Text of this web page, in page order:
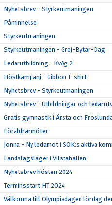
Nyhetsbrev - Styrkeutmaningen
Påminnelse
Styrkeutmaningen
Styrkeutmaningen - Grej-Bytar-Dag
Ledarutbildning - KvAg 2
Höstkampanj - Gibbon T-shirt
Nyhetsbrev - Styrkeutmaningen
Nyhetsbrev - Utbildningar och
Gratis gymnastik i Ärsta och
Föräldrarmöten
Jonna - Ny ledamot i SOK:s aktiva
Landslagsläger i Vilstahallen
Nyhetsbrev hösten 2024
Terminsstart HT 2024
Välkomna till Olympiadagen lördag